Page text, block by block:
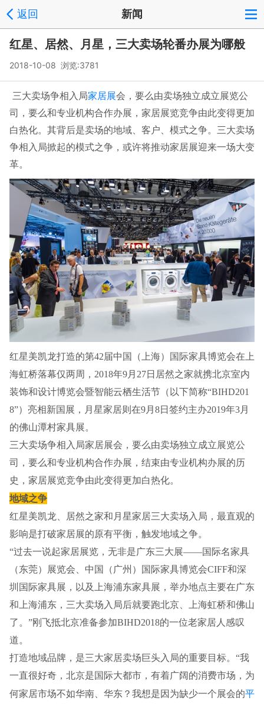
返回 新闻
红星、居然、月星，三大卖场轮番办展为哪般
2018-10-08 浏览:3781
三大卖场争相入局家居展会，要么由卖场独立成立展览公
司，要么和专业机构合作办展，家居展览竞争由此变得更加
白热化。其背后是卖场的地域、客户、模式之争。三大卖场
争相入局掀起的模式之争，或许将推动家居展迎来一场大变
革。
红星美凯龙打造的第42届中国（上海）国际家具博览会在上
海虹桥落幕仅两周，2018年9月27日居然之家就携北京室内
装饰和设计博览会暨智能云栖生活节（以下简称“BIHD201
8”）亮相新国展，月星家居则在9月8日签约主办2019年3月
的佛山潭村家具展。
三大卖场争相入局家居展会，要么由卖场独立成立展览公
司，要么和专业机构合作办展，结束由专业机构办展的历
史，家居展览竞争由此变得更加白热化。
地域之争
红星美凯龙、居然之家和月星家居三大卖场入局，最直观的
影响是打破家居展的原有平衡，触发地域之争。
“过去一说起家居展览，无非是广东三大展——国际名家具
（东莞）展览会、中国（广州）国际家具博览会CIFF和深
圳国际家具展，以及上海浦东家具展，举办地点主要在广东
和上海浦东，三大卖场入局后就要跑北京、上海虹桥和佛山
了。”刚飞抵北京准备参加BIHD2018的一位老家居人感叹
道。
打造地域品牌，是三大家居卖场巨头入局的重要目标。“我
一直很好奇，北京是国际大都市，有着广阔的消费市场，为
何家居市场不如华南、华东？我想是因为缺少一个展会的平